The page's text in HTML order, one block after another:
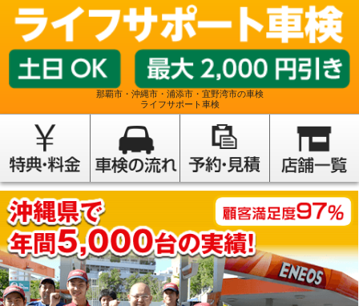
那覇市・沖縄市・浦添市・宜野湾市の車検
ライフサポート車検